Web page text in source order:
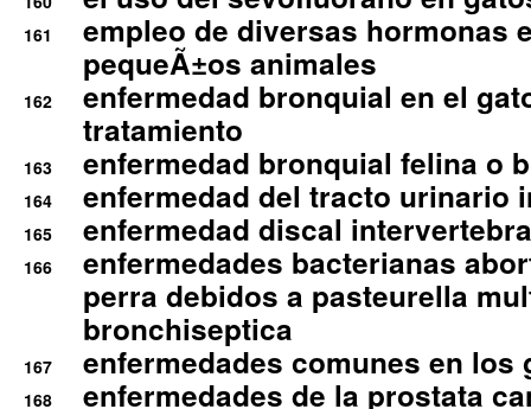
161
empleo de diversas hormonas
pequeÃ±os animales
162
enfermedad bronquial en el
tratamiento
163 enfermedad bronquial felina o
164 enfermedad del tracto urinario
165 enfermedad discal
166
enfermedades bacterianas
perra debidos a pasteurella
bronchiseptica
167 enfermedades comunes en los
168
enfermedades de la prostata